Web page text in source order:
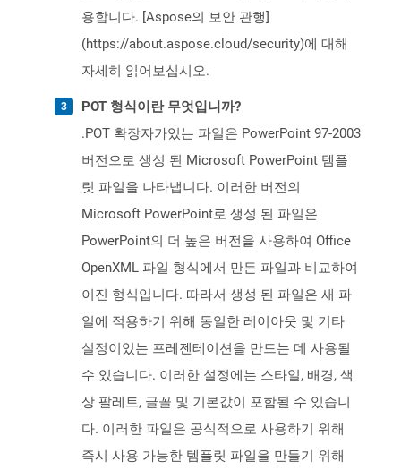
용합니다. [Aspose의 보안 관행]
(https://about.aspose.cloud/security)에 대해
자세히 읽어보십시오.
POT 형식이란 무엇입니까?
.POT 확장자가있는 파일은 PowerPoint 97-2003
버전으로 생성 된 Microsoft PowerPoint 템플
릿 파일을 나타냅니다. 이러한 버전의
Microsoft PowerPoint로 생성 된 파일은
PowerPoint의 더 높은 버전을 사용하여 Office
OpenXML 파일 형식에서 만든 파일과 비교하여
이진 형식입니다. 따라서 생성 된 파일은 새 파
일에 적용하기 위해 동일한 레이아웃 및 기타
설정이있는 프레젠테이션을 만드는 데 사용될
수 있습니다. 이러한 설정에는 스타일, 배경, 색
상 팔레트, 글꼴 및 기본값이 포함될 수 있습니
다. 이러한 파일은 공식적으로 사용하기 위해
즉시 사용 가능한 템플릿 파일을 만들기 위해